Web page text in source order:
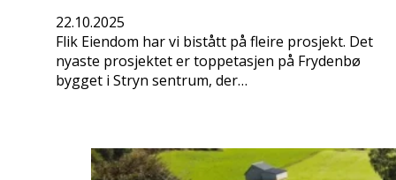
22.10.2025
Flik Eiendom har vi bistått på fleire prosjekt. Det
nyaste prosjektet er toppetasjen på Frydenbø
bygget i Stryn sentrum, der…